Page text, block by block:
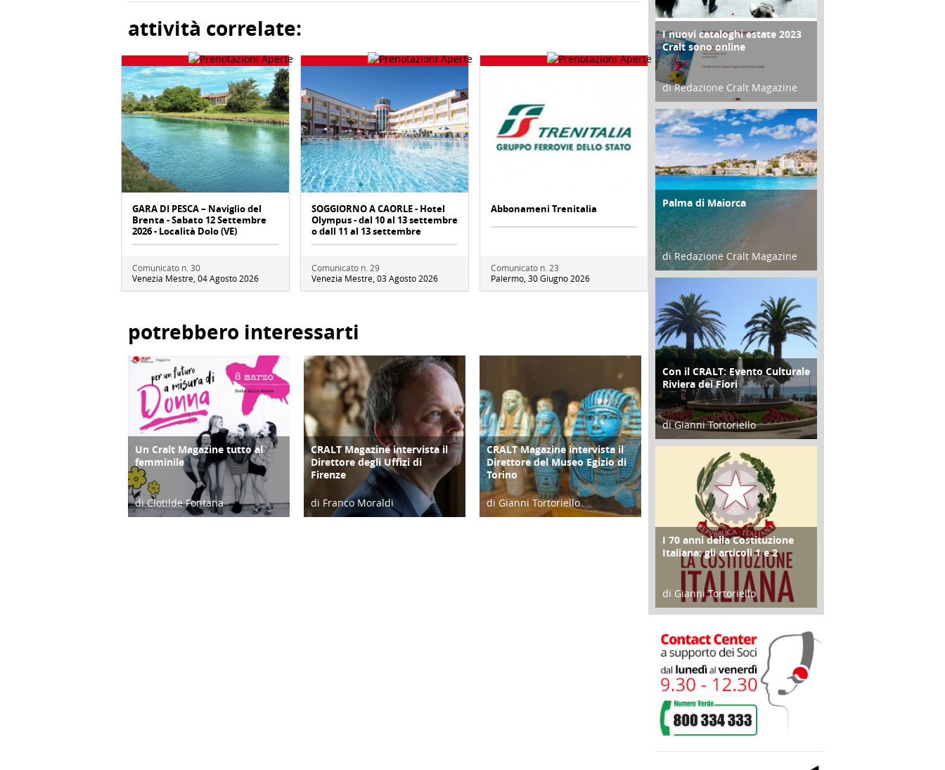
attività correlate:
GARA DI PESCA – Naviglio del
Brenta - Sabato 12 Settembre
2026 - Località Dolo (VE)
Comunicato n. 30
Venezia Mestre, 04 Agosto 2026
SOGGIORNO A CAORLE - Hotel
Olympus - dal 10 al 13 settembre
o dall 11 al 13 settembre
Comunicato n. 29
Venezia Mestre, 03 Agosto 2026
Abbonameni Trenitalia
Comunicato n. 23
Palermo, 30 Giugno 2026
potrebbero interessarti
COPERTINA
Un Cralt Magazine tutto al
femminile
di Clotilde Fontana
COPERTINA
CRALT Magazine intervista il
Direttore degli Uffizi di
Firenze
di Franco Moraldi
COPERTINA
CRALT Magazine intervista il
Direttore del Museo Egizio di
Torino
di Gianni Tortoriello
CONTRO COPERTINA
I nuovi cataloghi estate 2023
Cralt sono online
di Redazione Cralt Magazine
07 Marzo 2023
ATTIVITÀ
Palma di Maiorca
di Redazione Cralt Magazine
25 Giugno 2016
ATTIVITÀ
Con il CRALT: Evento Culturale
Riviera dei Fiori
di Gianni Tortoriello
16 Febbraio 2018
FOCUS
I 70 anni della Costituzione
Italiana: gli articoli 1 e 2
di Gianni Tortoriello
17 Marzo 2018